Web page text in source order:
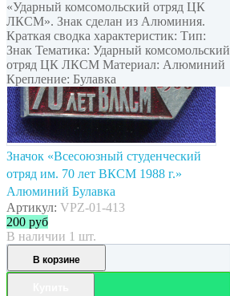
«Ударный комсомольский отряд ЦК
ЛКСМ». Знак сделан из Алюминия.
Краткая сводка характеристик: Тип:
Знак Тематика: Ударный комсомольский
отряд ЦК ЛКСМ Материал: Алюминий
Крепление: Булавка
Значок «Всесоюзный студенческий
отряд им. 70 лет ВКСМ 1988 г.»
Алюминий Булавка
Артикул: VPZ-01-413
200 руб
В наличии 1 шт.
В корзине